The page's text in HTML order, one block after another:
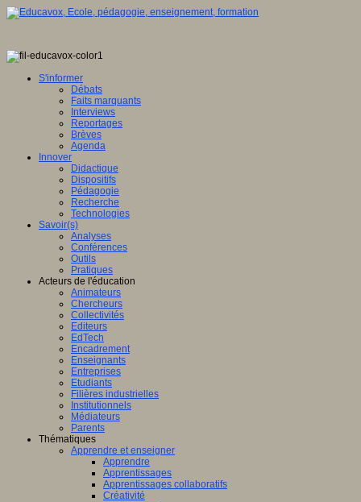
S'informer
Débats
Faits marquants
Interviews
Reportages
Brèves
Agenda
Innover
Didactique
Dispositifs
Pédagogie
Recherche
Technologies
Savoir(s)
Analyses
Conférences
Outils
Pratiques
Acteurs de l'éducation
Animateurs
Chercheurs
Collectivités
Editeurs
EdTech
Encadrement
Enseignants
Entreprises
Etudiants
Filières industrielles
Institutionnels
Médiateurs
Parents
Thématiques
Apprendre et enseigner
Apprendre
Apprentissages
Apprentissages collaboratifs
Créativité